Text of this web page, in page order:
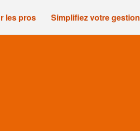
les pros Simplifiez votre gestion